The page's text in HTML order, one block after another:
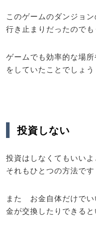
このゲームのダンジョ
行き止まりだったので
ゲームでも効率的な場
をしていたことでしょう
投資しない
投資はしなくてもいい
それもひとつの方法です
また お金自体だけで
金が交換したりできると